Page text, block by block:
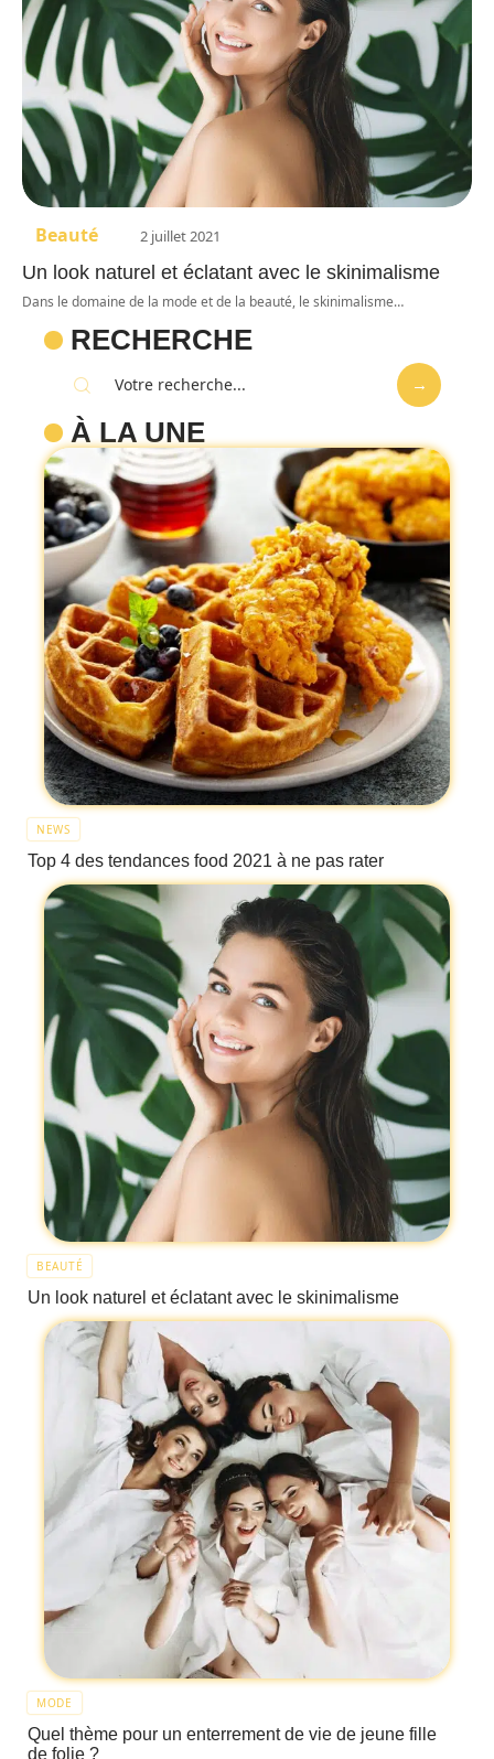
Beauté 2 juillet 2021
Un look naturel et éclatant avec le skinimalisme
Dans le domaine de la mode et de la beauté, le skinimalisme…
RECHERCHE
À LA UNE
NEWS
Top 4 des tendances food 2021 à ne pas rater
BEAUTÉ
Un look naturel et éclatant avec le skinimalisme
MODE
Quel thème pour un enterrement de vie de jeune fille
de folie ?